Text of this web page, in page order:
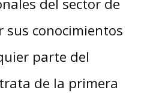
del sector de
sus conocimientos
parte del
de la primera